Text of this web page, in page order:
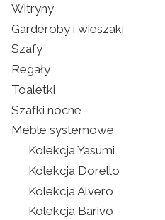
Witryny
Garderoby i wieszaki
Szafy
Regały
Toaletki
Szafki nocne
Meble systemowe
Kolekcja Yasumi
Kolekcja Dorello
Kolekcja Alvero
Kolekcja Barivo